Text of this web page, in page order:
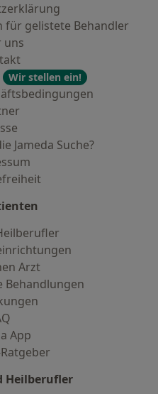
gelistete Behandler
uns
Wir stellen ein!
Jameda Suche?
Arzt
Behandlungen
App
Heilberufler